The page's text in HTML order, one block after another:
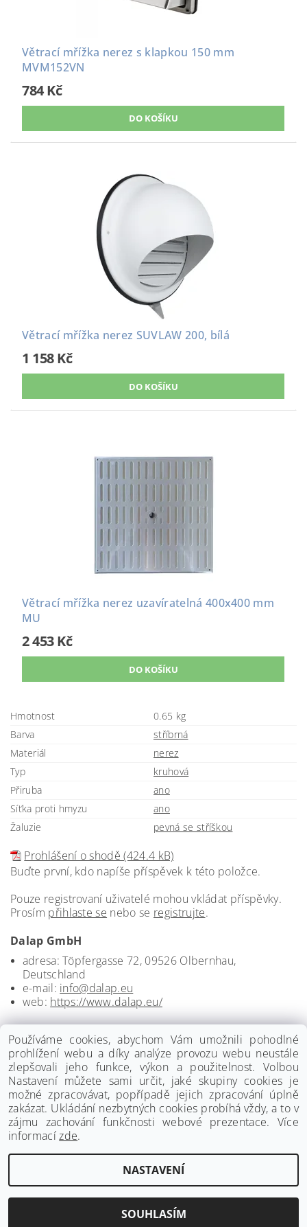
Větrací mřížka nerez s klapkou 150 mm
MVM152VN
784 Kč
Větrací mřížka nerez SUVLAW 200, bílá
1 158 Kč
Větrací mřížka nerez uzavíratelná 400x400 mm
MU
2 453 Kč
Hmotnost
0.65 kg
Barva
stříbrná
Materiál
nerez
Typ
kruhová
Přiruba
ano
Síťka proti hmyzu
ano
Žaluzie
pevná se stříškou
Prohlášení o shodě (424.4 kB)
Buďte první, kdo napíše příspěvek k této položce.
Pouze registrovaní uživatelé mohou vkládat příspěvky.
Prosím přihlaste se nebo se registrujte.
Dalap GmbH
adresa: Töpfergasse 72, 09526 Olbernhau,
Deutschland
e-mail: info@dalap.eu
web: https://www.dalap.eu/
www.palmat.cz
2026 ©Palmat.cz, všechna práva vyhrazenaUpravit nastavení cookies
Vytvořil Shoptet
Používáme cookies, abychom Vám umožnili pohodlné
prohlížení webu a díky analýze provozu webu neustále
zlepšovali jeho funkce, výkon a použitelnost. Volbou
Nastavení můžete sami určit, jaké skupiny cookies je
možné zpracovávat, popřípadě jejich zpracování úplně
zakázat. Ukládání nezbytných cookies probíhá vždy, a to v
zájmu zachování funkčnosti webové prezentace. Více
informacízde.
NASTAVENÍ
SOUHLASÍM